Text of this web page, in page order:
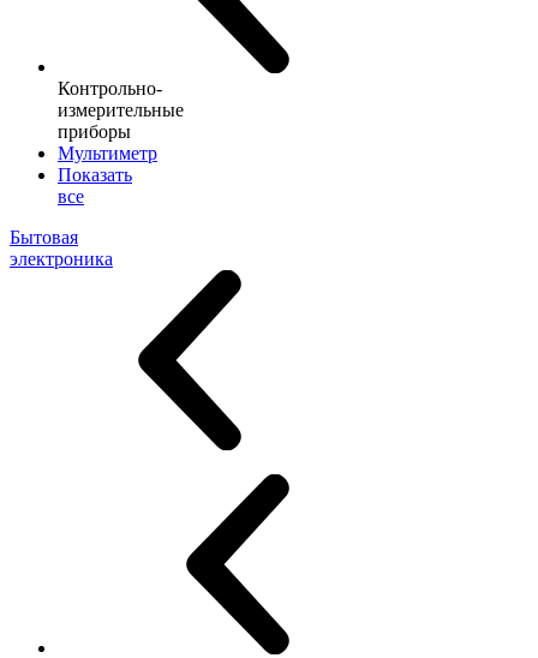
Контрольно-
измерительные
приборы
Мультиметр
Показать
все
Бытовая
электроника